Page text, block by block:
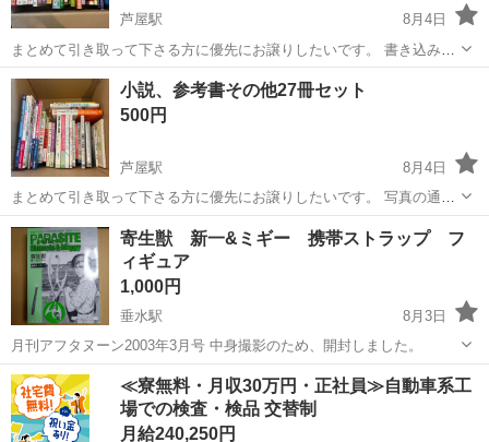
芦屋駅
8月4日
まとめて引き取って下さる方に優先にお譲りしたいです。 書き込みや
折れ破れはない状態です。
兵庫 神戸市 芦屋駅 参考書 セット
小説、参考書その他27冊セット
500円
芦屋駅
8月4日
まとめて引き取って下さる方に優先にお譲りしたいです。 写真の通り
参考書は学習済みになりますので、書き込みやラインが引いてある箇
所が複数あります。ご了承下さい。
兵庫 神戸市 芦屋駅
寄生獣 新一&ミギー 携帯ストラップ フ
ィギュア
1,000円
垂水駅
8月3日
月刊アフタヌーン2003年3月号 中身撮影のため、開封しました。
兵庫 神戸市 垂水駅 参考書
≪寮無料・月収30万円・正社員≫自動車系工
場での検査・検品 交替制
月給240,250円